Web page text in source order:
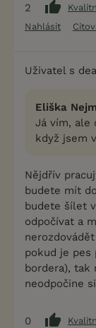
2
Nahlásit
Uživatel s
Eliška
Já vím, ale
když jsem
Nějdřív
budete mít
budete šílet
odpočívat a
pokud je pes
bordera), tak
neodpočine
0